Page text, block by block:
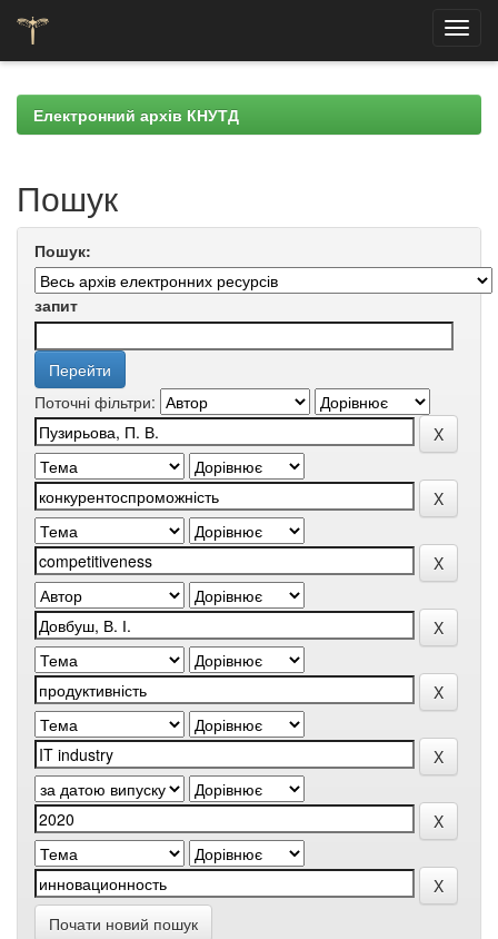
navigationЕлектронний архів КНУТД
Пошук
Пошук:
запит
Поточні фільтри:
Почати новий пошук